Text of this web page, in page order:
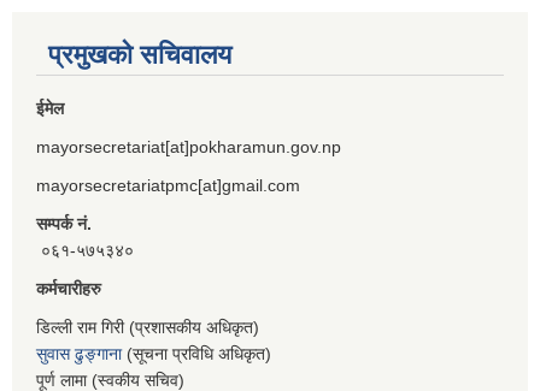
प्रमुखको सचिवालय
ईमेल
mayorsecretariat[at]pokharamun.gov.np
mayorsecretariatpmc[at]gmail.com
सम्पर्क नं.
०६१-५७५३४०
कर्मचारीहरु
डिल्ली राम गिरी (प्रशासकीय अधिकृत)
सुवास ढुङ्गाना(सूचना प्रविधि अधिकृत)
पूर्ण लामा (स्वकीय सचिव)